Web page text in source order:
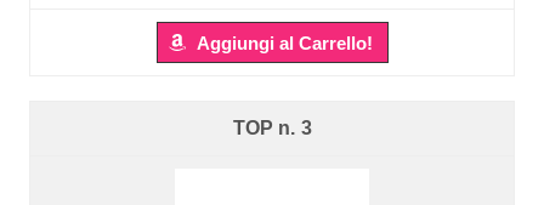
Aggiungi al Carrello!
3